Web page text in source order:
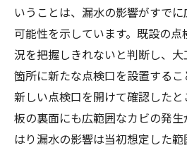
いうことは、漏水の影響がすで
可能性を示しています。既設の
況を把握しきれないと判断し、
箇所に新たな点検口を設置するこ
新しい点検口を開けて確認した
板の裏面にも広範囲なカビの発
はり漏水の影響は当初想定した